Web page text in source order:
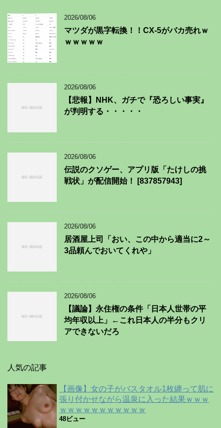
2026/08/06
マツダが黒字転換！！CX-5がバカ売れｗ
ｗｗｗｗｗ
2026/08/06
【悲報】NHK、ガチで『恐ろしい事実』
が判明する・・・・・
2026/08/06
伝説のクソゲー、アプリ版「たけしの挑
戦状」が配信開始！ [837857943]
2026/08/06
居酒屋上司「おい、この中から適当に2～
3品頼んでおいてくれや」
2026/08/06
【議論】永住権の条件「日本人世帯の平
均年収以上」←これ日本人の半分もクリ
アできないだろ
人気の記事
【画像】女の子がバスタオル1枚纏って肌に
張り付かせながら温泉に入った結果ｗｗｗ
ｗｗｗｗｗｗｗｗｗｗｗ
48ビュー